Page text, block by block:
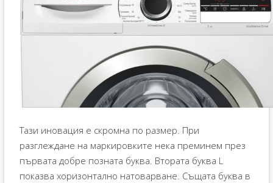
Тази иновация е скромна по размер. При
разглеждане на маркировките нека преминем през
първата добре позната буква. Втората буква L
показва хоризонтално натоварване. Същата буква в